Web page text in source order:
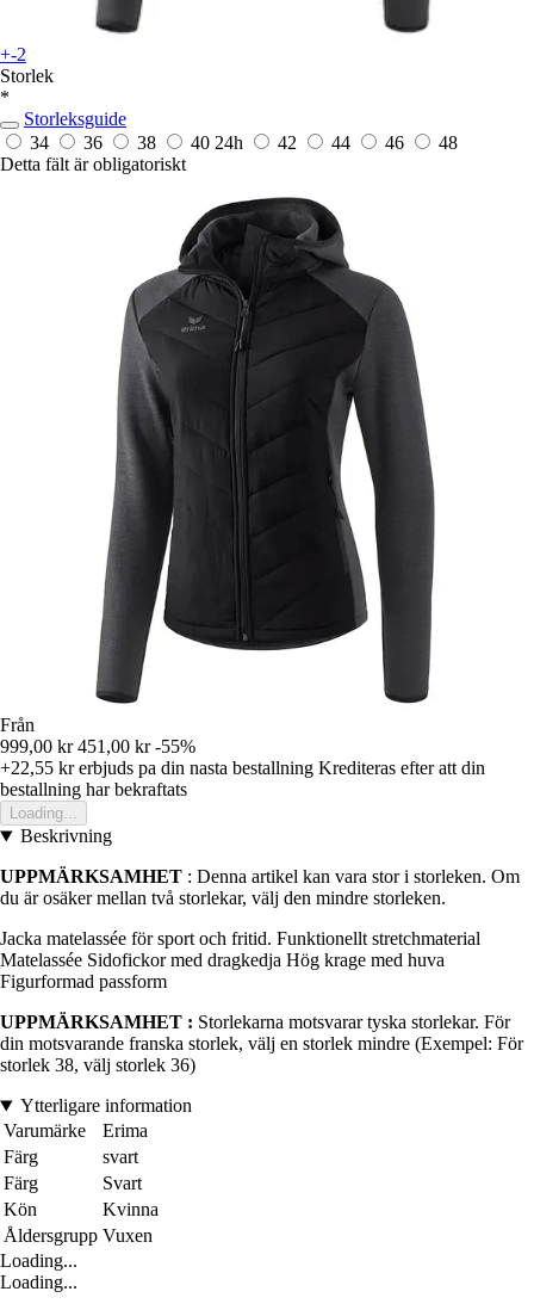
+-2
Storlek
*
Storleksguide
34
36 38 40 24h 42 44 46
48
Detta fält är obligatoriskt
Från
999,00 kr 451,00 kr -55%
+22,55 krerbjuds pa din nasta bestallning Krediteras efter att din
bestallning har bekraftats
Loading...
Beskrivning
UPPMÄRKSAMHET : Denna artikel kan vara stor i storleken. Om
du är osäker mellan två storlekar, välj den mindre storleken.
Jacka matelassée för sport och fritid. Funktionellt stretchmaterial
Matelassée Sidofickor med dragkedja Hög krage med huva
Figurformad passform
UPPMÄRKSAMHET : Storlekarna motsvarar tyska storlekar. För
din motsvarande franska storlek, välj en storlek mindre (Exempel: För
storlek 38, välj storlek 36)
Ytterligare information
Varumärke
Erima
Färg
svart
Färg
Svart
Kön
Kvinna
Åldersgrupp Vuxen
Loading...
Loading...